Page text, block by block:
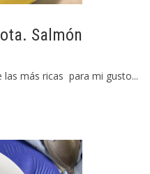
Salmón
las más ricas para mi gusto...